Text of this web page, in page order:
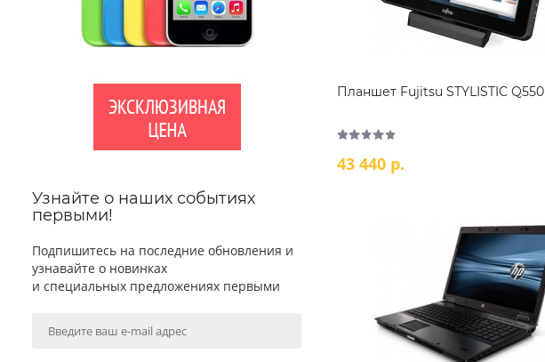
Узнайте о наших событиях
первыми!
Подпишитесь на последние обновления и
узнавайте о новинках
и специальных предложениях первыми
Планшет Fujitsu STYLISTIC Q550
43 440 р.